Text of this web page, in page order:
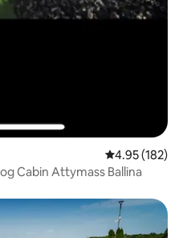
從 182 則評價
4.95 (182)
Cabin Attymass Ballina